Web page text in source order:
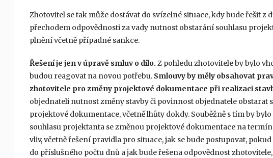
Zhotovitel se tak může dostávat do svízelné situace, kdy bude řešit
přechodem odpovědnosti za vady nutnost obstarání souhlasu
plnění včetně případné sankce.
Řešení je jen v úpravě smluv o dílo. Z pohledu zhotovitele by bylo
budou reagovat na novou potřebu. Smlouvy by měly obsahovat
zhotovitele pro změny projektové dokumentace při realizaci
objednateli nutnost změny stavby či povinnost objednatele obstarat
projektové dokumentace, včetně lhůty dokdy. Souběžně s tím by
souhlasu projektanta se změnou projektové dokumentace na
vliv, včetně řešení pravidla pro situace, jak se bude postupovat,
do příslušného počtu dnů a jak bude řešena odpovědnost